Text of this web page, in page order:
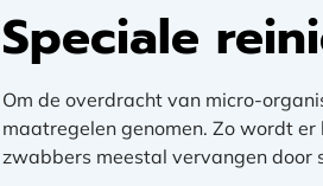
Speciale
Om de overdracht van micro-
maatregelen genomen. Zo wordt
zwabbers meestal vervangen